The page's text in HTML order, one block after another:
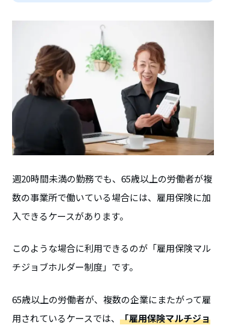
週20時間未満の勤務でも、65歳以上の労働者が複
数の事業所で働いている場合には、雇用保険に加
入できるケースがあります。
このような場合に利用できるのが「雇用保険マル
チジョブホルダー制度」です。
65歳以上の労働者が、複数の企業にまたがって雇
用されているケースでは、 「雇用保険マルチジョ